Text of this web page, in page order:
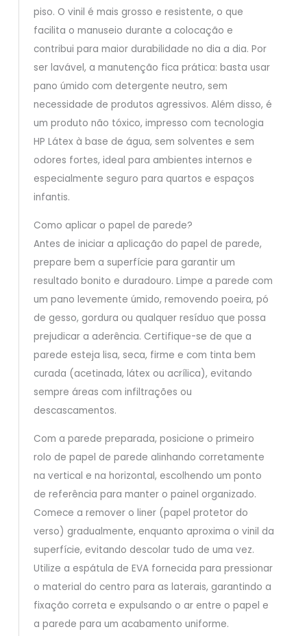
piso. O vinil é mais grosso e resistente, o que
facilita o manuseio durante a colocação e
contribui para maior durabilidade no dia a dia. Por
ser lavável, a manutenção fica prática: basta usar
pano úmido com detergente neutro, sem
necessidade de produtos agressivos. Além disso, é
um produto não tóxico, impresso com tecnologia
HP Látex à base de água, sem solventes e sem
odores fortes, ideal para ambientes internos e
especialmente seguro para quartos e espaços
infantis.
Como aplicar o papel de parede?
Antes de iniciar a aplicação do papel de parede,
prepare bem a superfície para garantir um
resultado bonito e duradouro. Limpe a parede com
um pano levemente úmido, removendo poeira, pó
de gesso, gordura ou qualquer resíduo que possa
prejudicar a aderência. Certifique-se de que a
parede esteja lisa, seca, firme e com tinta bem
curada (acetinada, látex ou acrílica), evitando
sempre áreas com infiltrações ou
descascamentos.
Com a parede preparada, posicione o primeiro
rolo de papel de parede alinhando corretamente
na vertical e na horizontal, escolhendo um ponto
de referência para manter o painel organizado.
Comece a remover o liner (papel protetor do
verso) gradualmente, enquanto aproxima o vinil da
superfície, evitando descolar tudo de uma vez.
Utilize a espátula de EVA fornecida para pressionar
o material do centro para as laterais, garantindo a
fixação correta e expulsando o ar entre o papel e
a parede para um acabamento uniforme.